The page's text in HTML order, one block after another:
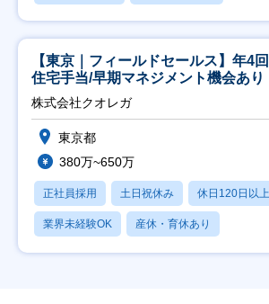
【東京｜フィールドセールス】年4
住宅手当/早期マネジメント機会あり
株式会社クオレガ
東京都
380万~650万
正社員採用 土日祝休み 休日120日以上
業界未経験OK 産休・育休あり